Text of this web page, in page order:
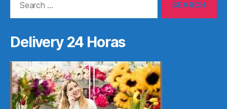
Delivery 24 Horas